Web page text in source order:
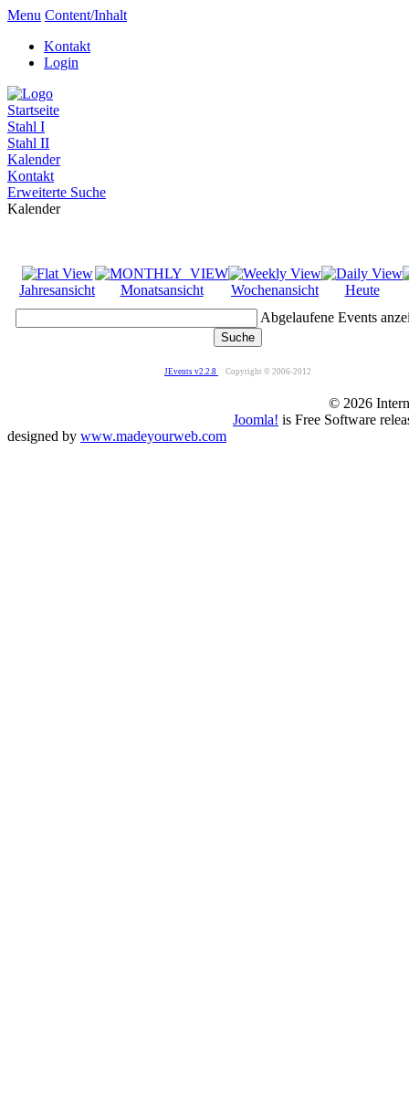
Menu Content/Inhalt
Kontakt
Login
Startseite
Stahl I
Stahl II
Kalender
Kontakt
Erweiterte Suche
Kalender
Jahresansicht Monatsansicht Wochenansicht
Heute
Abgelaufene Events
JEvents v2.2.8 Copyright © 2006-2012
© 2026
Joomla! is Free Software
designed by www.madeyourweb.com